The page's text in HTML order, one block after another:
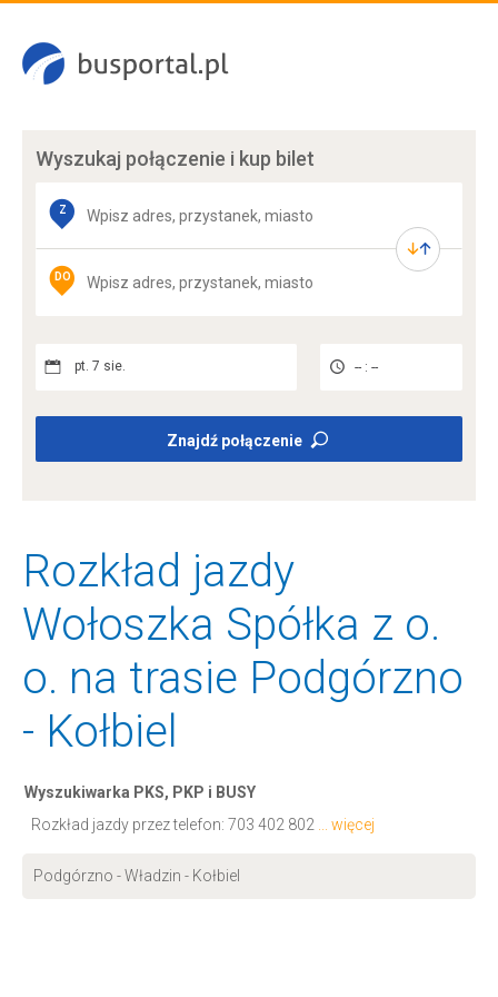
Wyszukaj połączenie i kup bilet
Z
DO
pt. 7 sie. -- : --
Znajdź połączenie
Rozkład jazdy
Wołoszka Spółka z o.
o. na trasie Podgórzno
- Kołbiel
Wyszukiwarka PKS, PKP i BUSY
Rozkład jazdy przez telefon: 703 402 802 ... więcej
Podgórzno - Władzin - Kołbiel